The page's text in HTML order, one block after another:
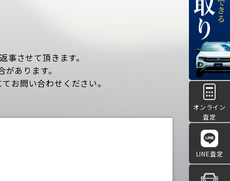
オンライン
査定
LINE査定
させて頂きます。
あります。
お問い合わせください。